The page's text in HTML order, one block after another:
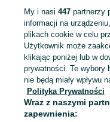
KATEGORIA
Mapa kategorii
Mapa miejscowości
Mapa ministron
Popularne wyszukiwania
My i nasi 447partnerzy
informacji na
plikach cookie w celu
Użytkownik może
klikając poniżej lub w
prywatności. Te wybory
nie będą miały wpływu
Polityka Prywatności
Wraz z naszymi
zapewnienia: